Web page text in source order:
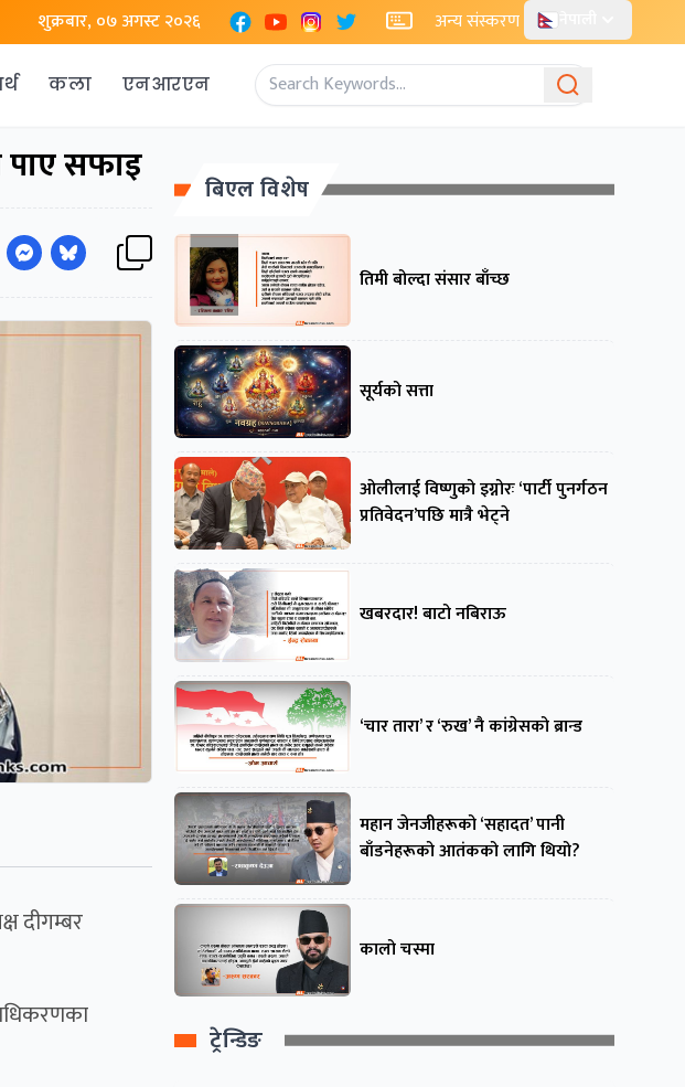
शुक्रबार, ०७ अगस्ट २०२६ FacebookYouTubeInstagram
X अन्य संस्करण
कला एनआरएन
पाए सफाइ
दीगम्बर
बिएल विशेष
तिमी बोल्दा संसार बाँच्छ
सूर्यको सत्ता
ओलीलाई विष्णुको इग्नोरः ‘पार्टी पुनर्गठन
प्रतिवेदन’पछि मात्रै भेट्ने
खबरदार! बाटो नबिराऊ
‘चार तारा’ र ‘रुख’ नै कांग्रेसको ब्रान्ड
महान जेनजीहरूको ‘सहादत’ पानी
बाँडनेहरूको आतंकको लागि थियो?
कालो चस्मा
ट्रेन्डिङ